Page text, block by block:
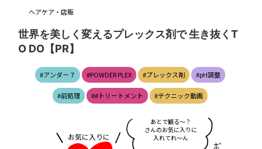
ヘアケア・店販
世界を美しく変えるプレックス剤で 生き抜くT
O DO【PR】
#アンダー７ #POWDER PLEX #プレックス剤 #pH調整
#前処理 ##トリートメント #テクニック動画
あ とで観る～？
さんのお気に入り に
入れてれ～ん
お気に入りに